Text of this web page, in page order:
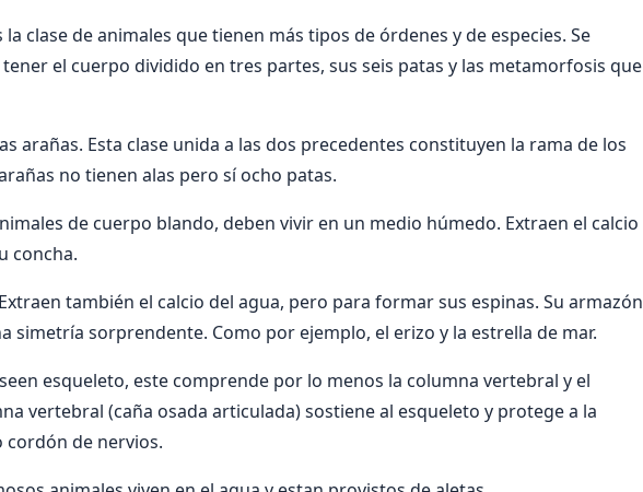
clase de animales que tienen más tipos de órdenes y de especies. Se
el cuerpo dividido en tres partes, sus seis patas y las metamorfosis que
arañas. Esta clase unida a las dos precedentes constituyen la rama de los
no tienen alas pero sí ocho patas.
de cuerpo blando, deben vivir en un medio húmedo. Extraen el calcio
concha.
también el calcio del agua, pero para formar sus espinas. Su armazón
simetría sorprendente. Como por ejemplo, el erizo y la estrella de mar.
esqueleto, este comprende por lo menos la columna vertebral y el
vertebral (caña osada articulada) sostiene al esqueleto y protege a la
cordón de nervios.